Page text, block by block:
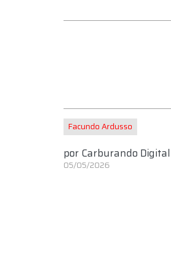
Facundo Ardusso
por Carburando Digital
05/05/2026